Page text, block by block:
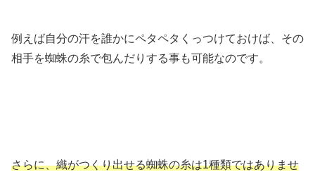
例えば自分の汗を誰かにペタペタくっつけておけば、その
相手を蜘蛛の糸で包んだりする事も可能なのです。
さらに、織がつくり出せる蜘蛛の糸は1種類ではありませ